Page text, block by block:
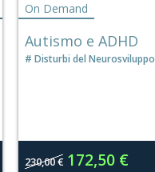
On Demand
Autismo e ADHD
Disturbi del Neurosviluppo
230,00 € 172,50 €